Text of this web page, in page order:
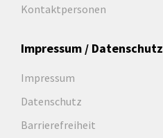
Kontaktpersonen
Impressum / Datenschutz
Impressum
Datenschutz
Barrierefreiheit